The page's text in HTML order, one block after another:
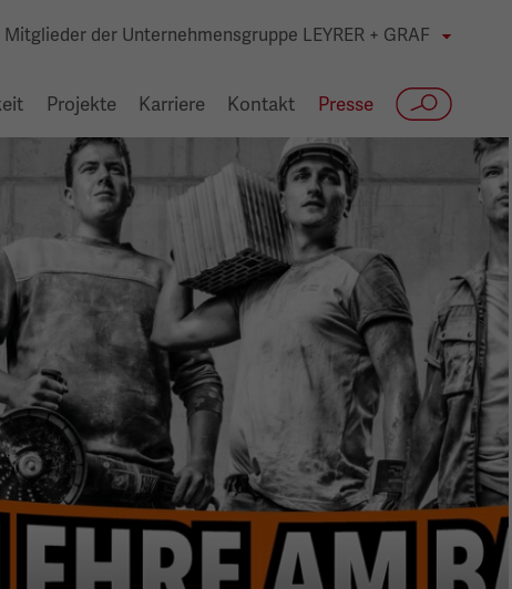
Mitglieder der Unternehmensgruppe LEYRER + GRAF
Projekte Karriere Kontakt Presse Suche